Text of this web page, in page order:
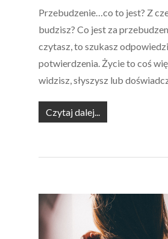
Przebudzenie…co to jest? Z
budzisz? Co jest za
czytasz, to szukasz
potwierdzenia. Życie to coś
widzisz, słyszysz lub
Czytaj dalej...